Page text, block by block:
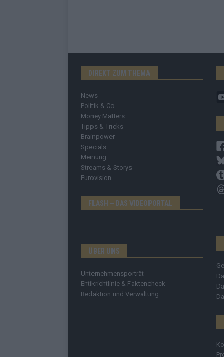
DIREKT ZUM THEMA
News
Politik & Co
Money Matters
Tipps & Tricks
Brainpower
Specials
Meinung
Streams & Storys
Eurovision
FLASH – DAS VIDEOPORTAL
ÜBER UNS
Unternehmensporträt
Ehtikrichtlinie & Faktencheck
Redaktion und Verwaltung